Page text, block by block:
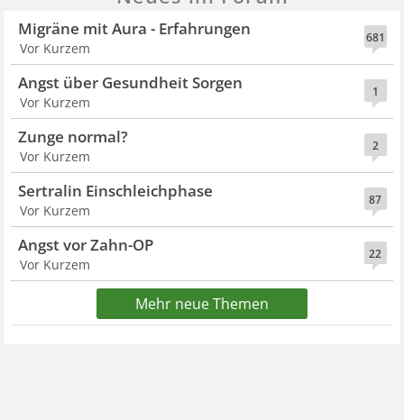
681
Migräne mit Aura - Erfahrungen
Vor Kurzem
1
Angst über Gesundheit Sorgen
Vor Kurzem
2
Zunge normal?
Vor Kurzem
87
Sertralin Einschleichphase
Vor Kurzem
22
Angst vor Zahn-OP
Vor Kurzem
Mehr neue Themen